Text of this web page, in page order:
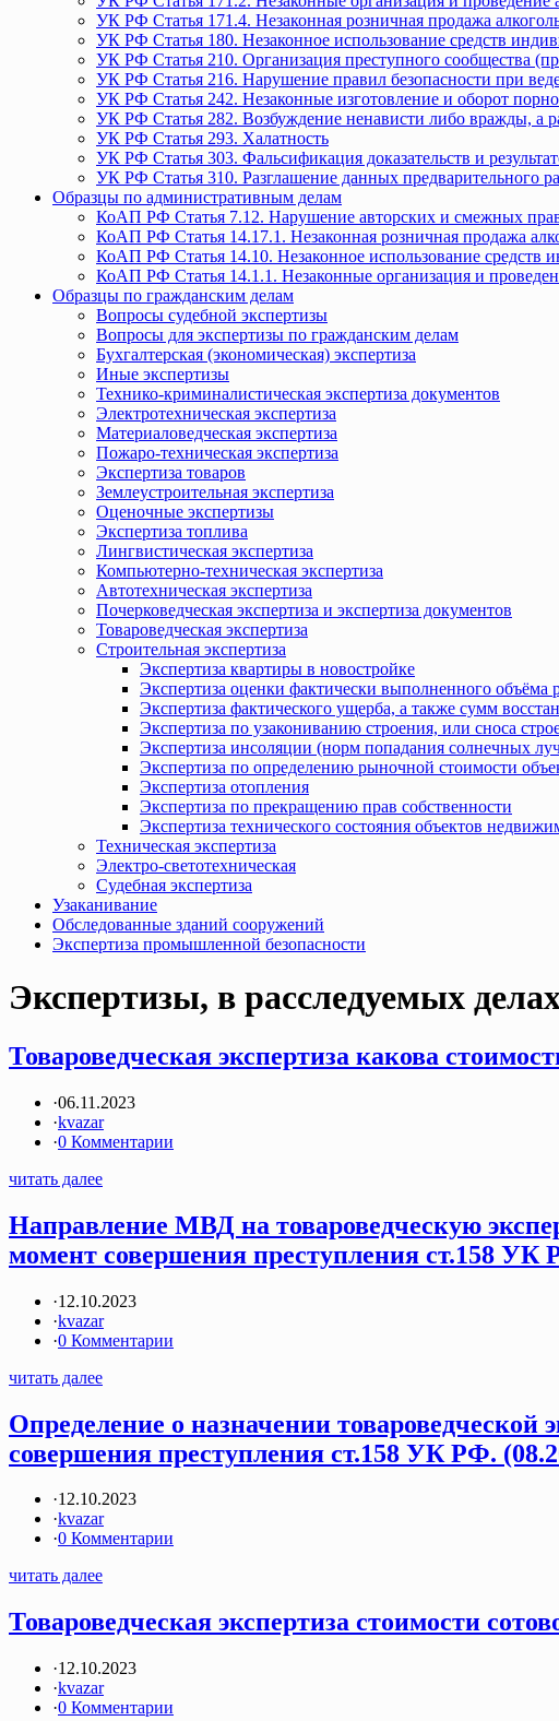
УК РФ Статья 171.4. Незаконная розничная продажа
УК РФ Статья 180. Незаконное использование средств
УК РФ Статья 210. Организация преступного сообщества
УК РФ Статья 216. Нарушение правил безопасности при
УК РФ Статья 242. Незаконные изготовление и оборот
УК РФ Статья 282. Возбуждение ненависти либо вражды, а
УК РФ Статья 293. Халатность
УК РФ Статья 303. Фальсификация доказательств и
УК РФ Статья 310. Разглашение данных предварительного
Образцы по административным делам
КоАП РФ Статья 7.12. Нарушение авторских и смежных
КоАП РФ Статья 14.17.1. Незаконная розничная продажа
КоАП РФ Статья 14.10. Незаконное использование средств
КоАП РФ Статья 14.1.1. Незаконные организация и
Образцы по гражданским делам
Вопросы судебной экспертизы
Вопросы для экспертизы по гражданским делам
Бухгалтерская (экономическая) экспертиза
Иные экспертизы
Технико-криминалистическая экспертиза документов
Электротехническая экспертиза
Материаловедческая экспертиза
Пожаро-техническая экспертиза
Экспертиза товаров
Землеустроительная экспертиза
Оценочные экспертизы
Экспертиза топлива
Лингвистическая экспертиза
Компьютерно-техническая экспертиза
Автотехническая экспертиза
Почерковедческая экспертиза и экспертиза документов
Товароведческая экспертиза
Строительная экспертиза
Экспертиза квартиры в новостройке
Экспертиза оценки фактически выполненного объёма
Экспертиза фактического ущерба, а также сумм
Экспертиза по узакониванию строения, или сноса
Экспертиза инсоляции (норм попадания солнечных
Экспертиза по определению рыночной стоимости
Экспертиза отопления
Экспертиза по прекращению прав собственности
Экспертиза технического состояния объектов
Техническая экспертиза
Электро-светотехническая
Судебная экспертиза
Узаканивание
Обследованные зданий сооружений
Экспертиза промышленной безопасности
Экспертизы, в расследуемых
Товароведческая экспертиза какова
·06.11.2023
·kvazar
·0 Комментарии
читать далее
Направление МВД на товароведческую
момент совершения преступления ст.158 УК
·12.10.2023
·kvazar
·0 Комментарии
читать далее
Определение о назначении товароведческой
совершения преступления ст.158 УК РФ.
·12.10.2023
·kvazar
·0 Комментарии
читать далее
Товароведческая экспертиза стоимости
·12.10.2023
·kvazar
·0 Комментарии